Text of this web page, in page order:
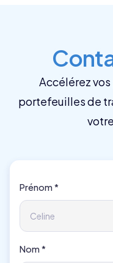
Accélérez
portefeuilles de
Prénom *
Nom *